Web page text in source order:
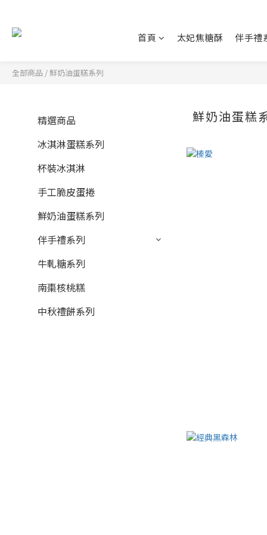
首頁 太妃焦糖酥 伴手禮
全部商品 /鮮奶油蛋糕系列
精選商品
冰淇淋蛋糕系列
杯裝冰淇淋
手工脆皮蛋捲
鮮奶油蛋糕系列
伴手禮系列
牛軋糖系列
南棗核桃糕
中秋禮餅系列
鮮奶油蛋糕